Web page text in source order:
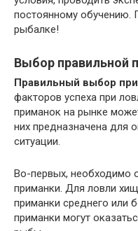
постоянному обучению.
рыбалке!
Выбор правильной
Правильный выбор
факторов успеха при
приманок на рынке
них предназначена для
ситуации.
Во-первых, необходимо
приманки. Для ловли
приманки среднего или
приманки могут